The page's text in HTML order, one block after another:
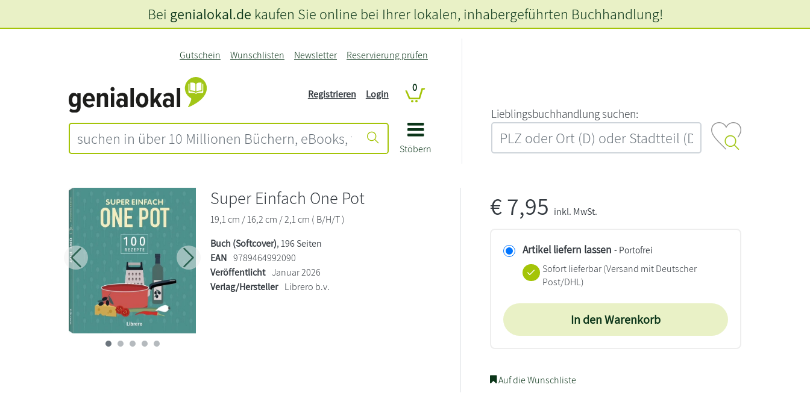
Stöbern
Gutschein Wunschlisten Newsletter Reservierung prüfen
Registrieren Login
0
L‍i‍e‍b‍l‍i‍n‍g‍s‍b‍u‍c‍h‍h‍a‍n‍d‍l‍u‍n‍g‍ ‍s‍u‍c‍h‍e‍n‍:‍
Bei genialokal.de kaufen Sie online bei Ihrer lokalen, inhabergeführten Buchhandlung!
Zurück Weiter
Super Einfach One Pot
19,1 cm / 16,2 cm / 2,1 cm ( B/H/T )
Buch (Softcover), 196 Seiten
EAN 9789464992090
Veröffentlicht Januar 2026
Verlag/Hersteller Librero b.v.
€7,95 inkl. MwSt.
Artikel liefern lassen - Portofrei
Sofort lieferbar(Versand mit Deutscher
Post/DHL)
In den Warenkorb
Auf die Wunschliste